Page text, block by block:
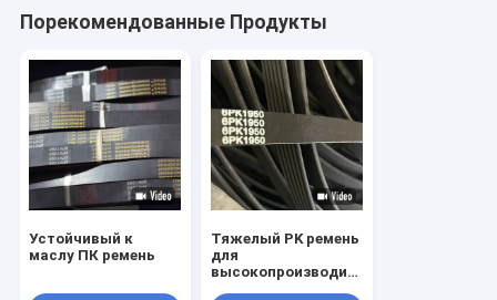
Порекомендованные Продукты
Устойчивый к
маслу ПК ремень
Тяжелый PK ремень
для
высокопроизводительных